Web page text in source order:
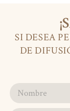
SI DESEA
DE